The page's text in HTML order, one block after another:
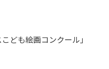
ども絵画コンクール」